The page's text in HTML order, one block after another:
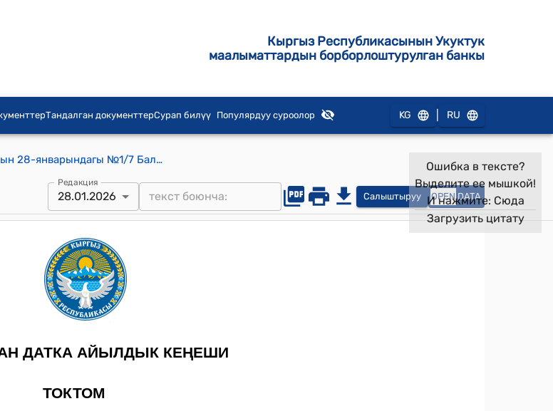
Кыргыз Республикасынын Укуктук
маалыматтардын борборлоштурулган банкы
Тандалган документтерСурап билүү Популярдуу суроолор KG RU
Курманжан Датка айылдык кеңешинин 2026-жылдын 28-январындагы №1/7 Балдар бакчаларынын ата энелер тарабынан төлөнүүчү мүчөлүк акы төлөмү жөнүндө токтому
Редакция
28.01.2026 Салыштыруу OPEN DATA
Ошибка в тексте?
Выделите ее мышкой!
И нажмите: Сюда
Загрузить цитату